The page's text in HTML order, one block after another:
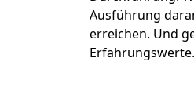
Ausführung
erreichen. Und
Erfahrungswerte.